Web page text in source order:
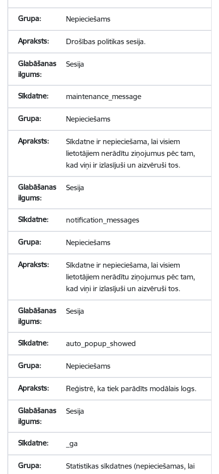
Nepieciešams
Drošības politikas sesija.
Sesija
maintenance_message
Nepieciešams
Sīkdatne ir nepieciešama, lai visiem
lietotājiem nerādītu ziņojumus pēc tam,
kad viņi ir izlasījuši un aizvēruši tos.
Sesija
notification_messages
Nepieciešams
Sīkdatne ir nepieciešama, lai visiem
lietotājiem nerādītu ziņojumus pēc tam,
kad viņi ir izlasījuši un aizvēruši tos.
Sesija
auto_popup_showed
Nepieciešams
Reģistrē, ka tiek parādīts modālais logs.
Sesija
_ga
Statistikas sīkdatnes (nepieciešamas, lai